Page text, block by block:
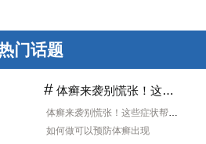
门话题
# 体癣来袭别慌张！这些症状帮你早发现早预防
体癣来袭别慌张！这些症状帮你早发现早预防
如何做可以预防体癣出现